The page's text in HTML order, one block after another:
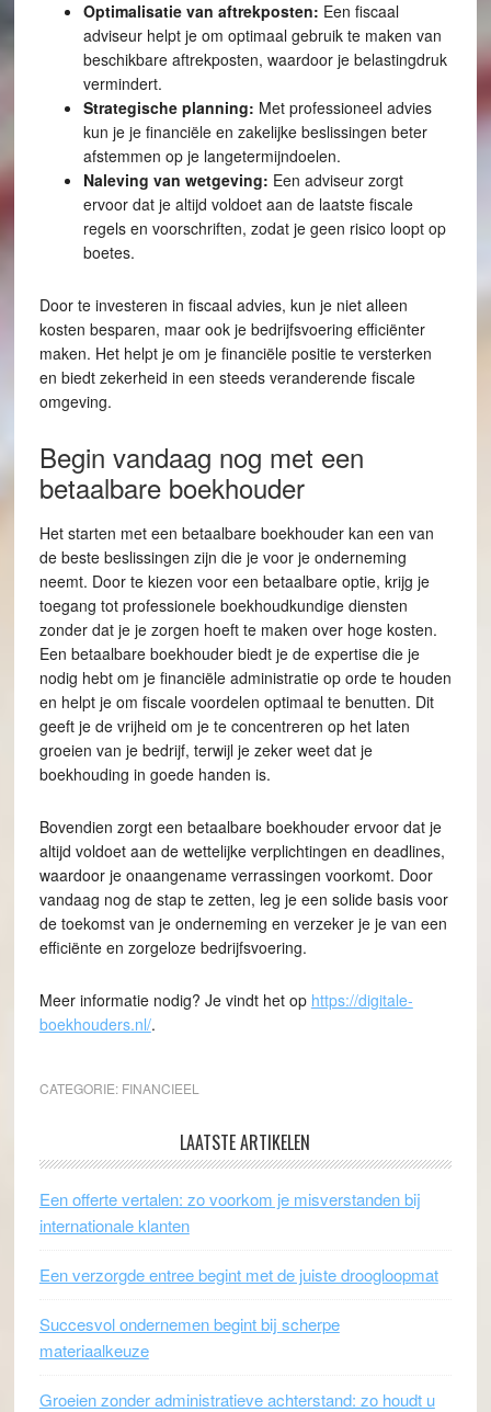
Optimalisatie van aftrekposten: Een fiscaal
adviseur helpt je om optimaal gebruik te maken van
beschikbare aftrekposten, waardoor je belastingdruk
vermindert.
Strategische planning: Met professioneel advies
kun je je financiële en zakelijke beslissingen beter
afstemmen op je langetermijndoelen.
Naleving van wetgeving: Een adviseur zorgt
ervoor dat je altijd voldoet aan de laatste fiscale
regels en voorschriften, zodat je geen risico loopt op
boetes.
Door te investeren in fiscaal advies, kun je niet alleen
kosten besparen, maar ook je bedrijfsvoering efficiënter
maken. Het helpt je om je financiële positie te versterken
en biedt zekerheid in een steeds veranderende fiscale
omgeving.
Begin vandaag nog met een
betaalbare boekhouder
Het starten met een betaalbare boekhouder kan een van
de beste beslissingen zijn die je voor je onderneming
neemt. Door te kiezen voor een betaalbare optie, krijg je
toegang tot professionele boekhoudkundige diensten
zonder dat je je zorgen hoeft te maken over hoge kosten.
Een betaalbare boekhouder biedt je de expertise die je
nodig hebt om je financiële administratie op orde te houden
en helpt je om fiscale voordelen optimaal te benutten. Dit
geeft je de vrijheid om je te concentreren op het laten
groeien van je bedrijf, terwijl je zeker weet dat je
boekhouding in goede handen is.
Bovendien zorgt een betaalbare boekhouder ervoor dat je
altijd voldoet aan de wettelijke verplichtingen en deadlines,
waardoor je onaangename verrassingen voorkomt. Door
vandaag nog de stap te zetten, leg je een solide basis voor
de toekomst van je onderneming en verzeker je je van een
efficiënte en zorgeloze bedrijfsvoering.
Meer informatie nodig? Je vindt het op https://digitale-
boekhouders.nl/.
CATEGORIE: FINANCIEEL
LAATSTE ARTIKELEN
Een offerte vertalen: zo voorkom je misverstanden bij
internationale klanten
Een verzorgde entree begint met de juiste droogloopmat
Succesvol ondernemen begint bij scherpe
materiaalkeuze
Groeien zonder administratieve achterstand: zo houdt u